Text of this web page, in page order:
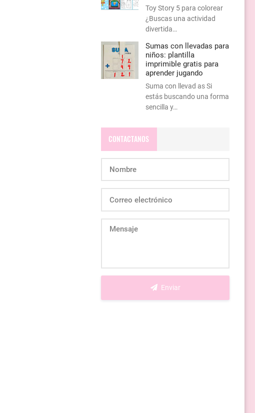
Toy Story 5 para colorear
¿Buscas una actividad
divertida…
Sumas con llevadas para
niños: plantilla
imprimible gratis para
aprender jugando
Suma con llevad as Si
estás buscando una forma
sencilla y…
CONTACTANOS
Enviar